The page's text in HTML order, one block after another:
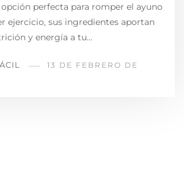
perfecta para romper el ayuno
ejercicio, sus ingredientes aportan
y energía a tu…
13 DE FEBRERO DE